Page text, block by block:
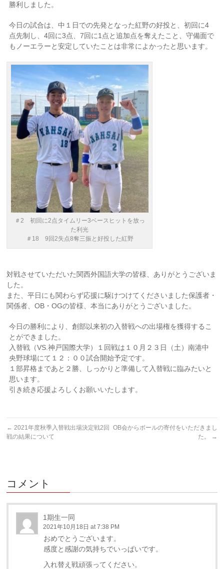
勝利しました。
今日の試合は、中１日での先発となった紅野の好投と、初回に4
点先制し、4回に3点、7回に1点と追加点を奪えたこと、守備面で
もノーエラーと安定していたことは非常によかったと思います。
＃2 初回に2点タイムリー3ベースヒットを放っ
た利光
＃18 9回2失点8奪三振と好投した紅野
対戦させていただいた関西外国語大学の皆様、ありがとうございま
した。
また、平日にも関わらず応援に駆けつけてくださいました保護者・
関係者、OB・OGの皆様、本当にありがとうございました。
今日の勝利により、創部以来初の入替戦への出場権を獲得するこ
とができました。
入替戦（VS.神戸国際大学）１回戦は１０月２３日（土）南港中
央野球場にて１２：００試合開始予定です。
１部昇格まであと２勝、しっかりと準備して入替戦に臨みたいと
思います。
引き続き応援よろしくお願いいたします。
← 2021年度秋季入替戦出場決定戦2回
戦の結果について
OB会からボールの寄付をいただきまし
た。
→
コメント
1期生一同
2021年10月18日 at 7:38 PM
おめでとうございます。
感度と感謝の気持ちでいっぱいです。
入れ替え戦頑張ってください。